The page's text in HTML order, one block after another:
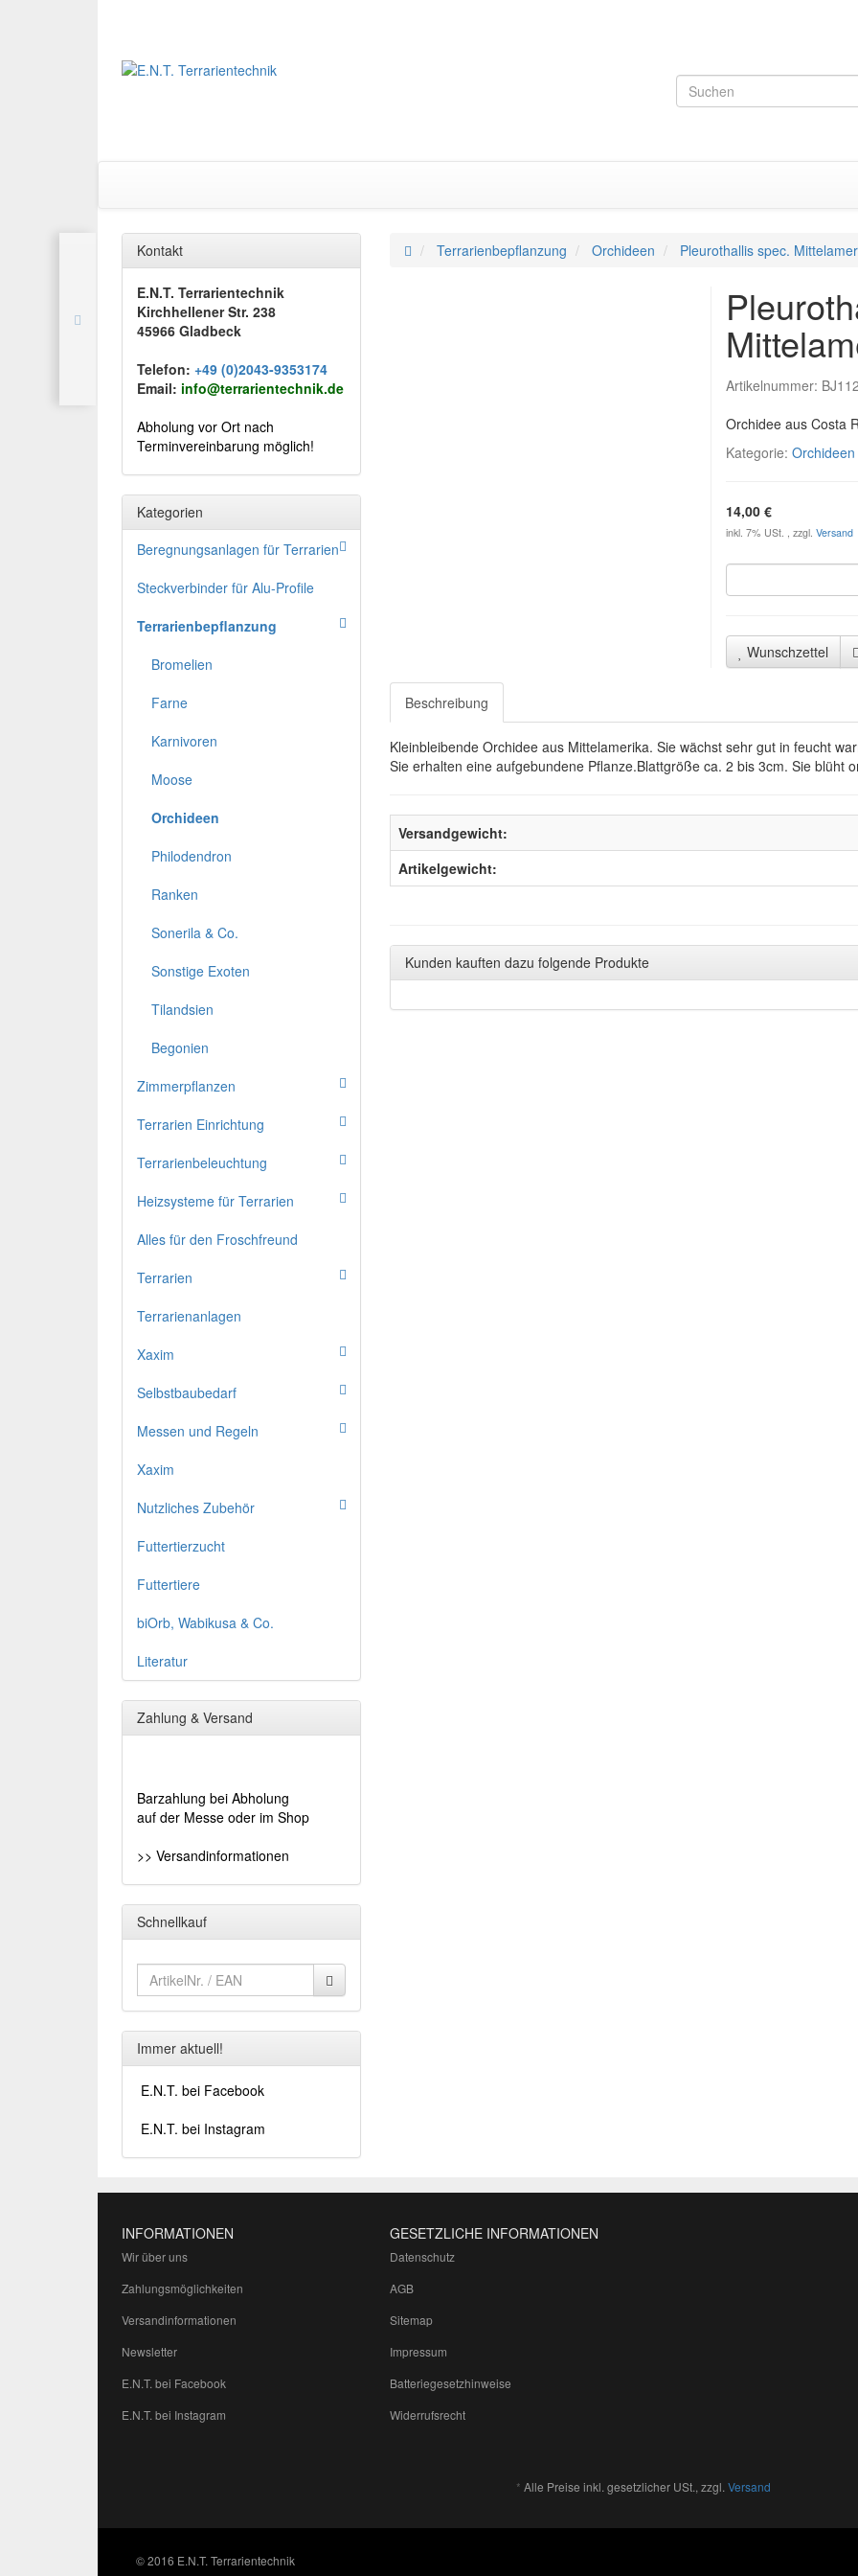
Terrarienbepflanzung Orchideen Pleurothallis spec.
Artikelnummer: BJ112
Orchidee aus Costa
Kategorie: Orchideen
14,00 €
inkl. 7% USt. , zzgl. Versand
Wunschzettel
Beschreibung
Kleinbleibende Orchidee aus Mittelamerika. Sie wächst sehr gut in feucht
Sie erhalten eine aufgebundene Pflanze.Blattgröße ca. 2 bis 3cm. Sie blüht
Versandgewicht:
Artikelgewicht:
Kunden kauften dazu folgende Produkte
Kontakt
E.N.T. Terrarientechnik
Kirchhellener Str. 238
45966 Gladbeck
Telefon: +49 (0)2043-9353174
Email: info@terrarientechnik.de
Abholung vor Ort nach
Terminvereinbarung möglich!
Kategorien
Beregnungsanlagen für Terrarien
Steckverbinder für Alu-Profile
Terrarienbepflanzung
Bromelien
Farne
Karnivoren
Moose
Orchideen
Philodendron
Ranken
Sonerila & Co.
Sonstige Exoten
Tilandsien
Begonien
Zimmerpflanzen
Terrarien Einrichtung
Terrarienbeleuchtung
Heizsysteme für Terrarien
Alles für den Froschfreund
Terrarien
Terrarienanlagen
Xaxim
Selbstbaubedarf
Messen und Regeln
Xaxim
Nutzliches Zubehör
Futtertierzucht
Futtertiere
biOrb, Wabikusa & Co.
Literatur
Zahlung & Versand
Barzahlung bei Abholung
auf der Messe oder im Shop
>> Versandinformationen
Schnellkauf
Immer aktuell!
E.N.T. bei Facebook
E.N.T. bei Instagram
INFORMATIONEN
Wir über uns
Zahlungsmöglichkeiten
Versandinformationen
Newsletter
E.N.T. bei Facebook
E.N.T. bei Instagram
GESETZLICHE INFORMATIONEN
Datenschutz
AGB
Sitemap
Impressum
Batteriegesetzhinweise
Widerrufsrecht
* Alle Preise inkl. gesetzlicher USt., zzgl. Versand
© 2016 E.N.T. Terrarientechnik